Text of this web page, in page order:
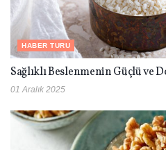
HABER TURU
Sağlıklı Beslenmenin Güçlü ve
01 Aralık 2025